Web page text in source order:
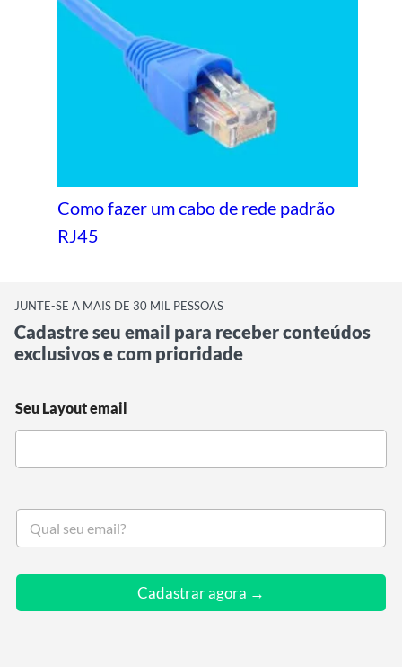
Como fazer um cabo de rede padrão
RJ45
JUNTE-SE A MAIS DE 30 MIL PESSOAS
Cadastre seu email para receber conteúdos
exclusivos e com prioridade
Seu Layout email
S
u
Cadastrar agora →